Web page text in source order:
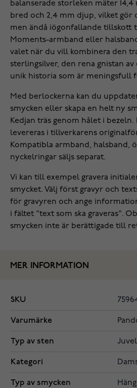
balanserade storleken mäter 14,4
bred och 2,4 mm djup, vilket gör
men ändå iögonfallande tillskott
Moments-armband eller
valet när du vill kombinera den
sterlingsilver, den rena gnistan
unik historia som är meningsfull
Med berlockerna kan du
smycken eller skapa en helt ny
Kedjan träs genom hålet i bezeln.
levereras i tillverkarens
Kompatibla armband, halsband,
nyckelringar säljs separat.
Vi kan till exempel gravera
smycket. Välj först gravyr och
för gravyren och ange
i fältet "text som ska graveras".
smycken inte är berättigade till
MER INFORMATION
SKU
Varumärke
Typ av sten Juvel
Kategori
Typ av smycken